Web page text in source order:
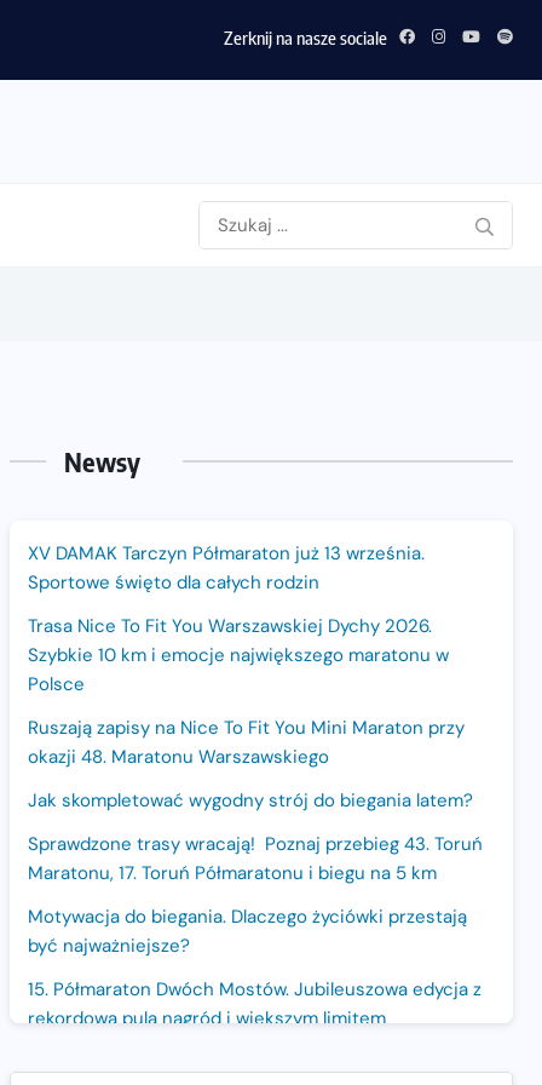
Zerknij na nasze sociale
Newsy
XV DAMAK Tarczyn Półmaraton już 13 września.
Sportowe święto dla całych rodzin
Trasa Nice To Fit You Warszawskiej Dychy 2026.
Szybkie 10 km i emocje największego maratonu w
Polsce
Ruszają zapisy na Nice To Fit You Mini Maraton przy
okazji 48. Maratonu Warszawskiego
Jak skompletować wygodny strój do biegania latem?
Sprawdzone trasy wracają! Poznaj przebieg 43. Toruń
Maratonu, 17. Toruń Półmaratonu i biegu na 5 km
Motywacja do biegania. Dlaczego życiówki przestają
być najważniejsze?
15. Półmaraton Dwóch Mostów. Jubileuszowa edycja z
rekordową pulą nagród i większym limitem